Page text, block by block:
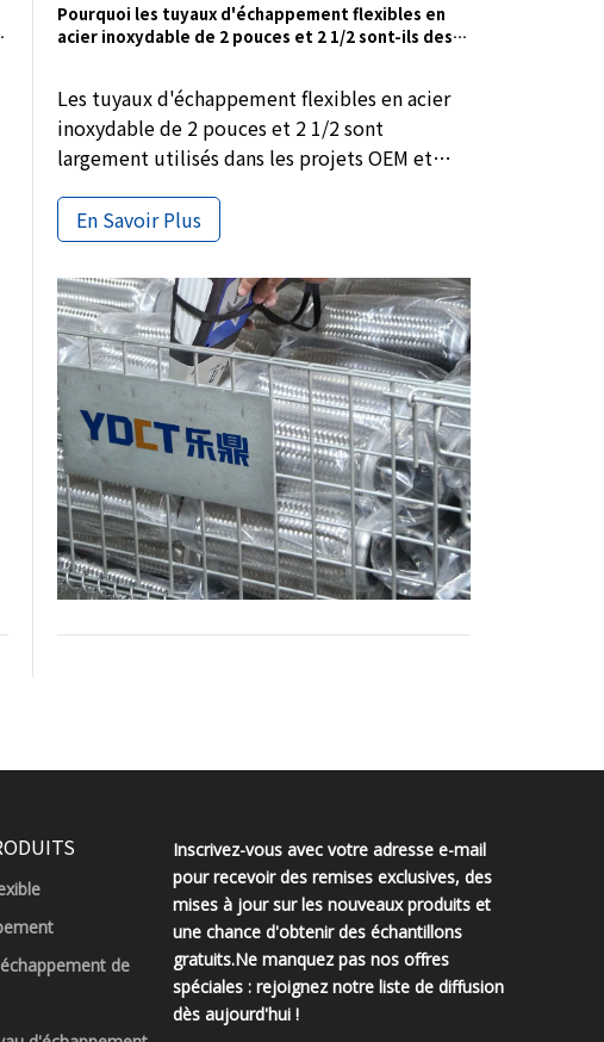
Pourquoi les tuyaux d'échappement flexibles en
acier inoxydable de 2 pouces et 2 1/2 sont-ils des
Les tuyaux d'échappement flexibles en acier
inoxydable de 2 pouces et 2 1/2 sont
largement utilisés dans les projets OEM et
moteurs à section avant aux véhicules longs à
section médiane, ces tailles standard
garantissent la stabilité de l'installation,
l'absorption des vibrations et des
performances constantes pour la maintenance
et l'approvisionnement à grande échelle.
En Savoir Plus
de
Inscrivez-vous avec votre adresse e-mail
pour recevoir des remises exclusives, des
mises à jour sur les nouveaux produits et
une chance d'obtenir des échantillons
gratuits.Ne manquez pas nos offres
spéciales : rejoignez notre liste de diffusion
dès aujourd'hui !